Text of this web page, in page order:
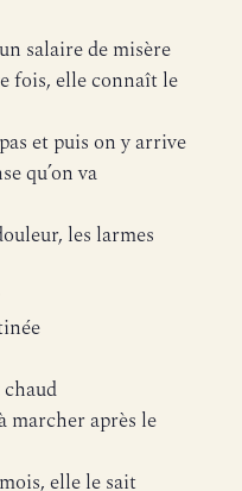
salaire de misère
fois, elle connaît le
et puis on y arrive
qu’on va
les larmes
marcher après le
elle le sait